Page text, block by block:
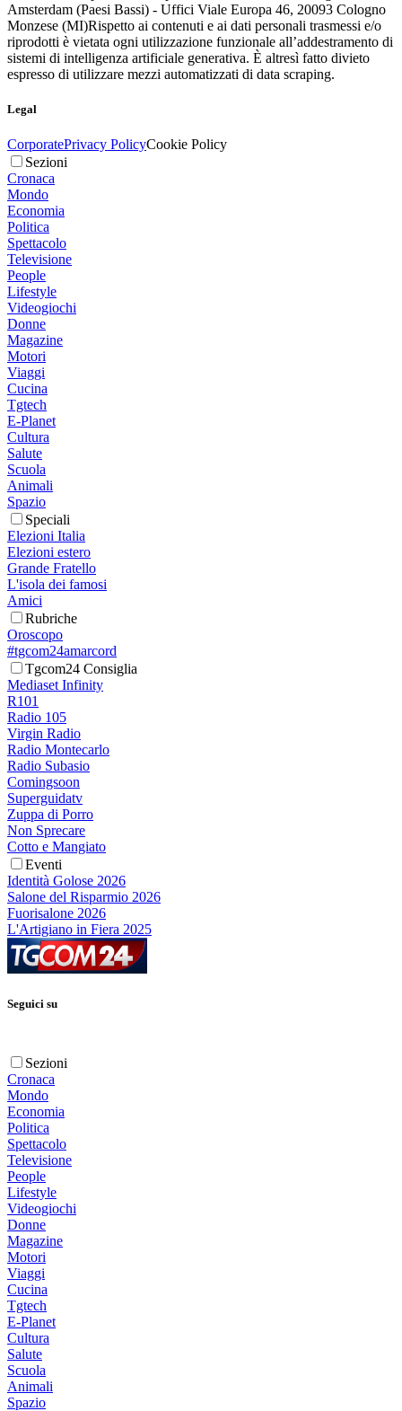
Amsterdam (Paesi Bassi) - Uffici Viale Europa 46, 20093 Cologno
Monzese (MI)Rispetto ai contenuti e ai dati personali trasmessi e/o
riprodotti è vietata ogni utilizzazione funzionale all’addestramento di
sistemi di intelligenza artificiale generativa. È altresì fatto divieto
espresso di utilizzare mezzi automatizzati di data scraping.
Legal
CorporatePrivacy PolicyCookie Policy
Sezioni
Cronaca
Mondo
Economia
Politica
Spettacolo
Televisione
People
Lifestyle
Videogiochi
Donne
Magazine
Motori
Viaggi
Cucina
Tgtech
E-Planet
Cultura
Salute
Scuola
Animali
Spazio
Speciali
Elezioni Italia
Elezioni estero
Grande Fratello
L'isola dei famosi
Amici
Rubriche
Oroscopo
#tgcom24amarcord
Tgcom24 Consiglia
Mediaset Infinity
R101
Radio 105
Virgin Radio
Radio Montecarlo
Radio Subasio
Comingsoon
Superguidatv
Zuppa di Porro
Non Sprecare
Cotto e Mangiato
Eventi
Identità Golose 2026
Salone del Risparmio 2026
Fuorisalone 2026
L'Artigiano in Fiera 2025
Seguici su
Sezioni
Cronaca
Mondo
Economia
Politica
Spettacolo
Televisione
People
Lifestyle
Videogiochi
Donne
Magazine
Motori
Viaggi
Cucina
Tgtech
E-Planet
Cultura
Salute
Scuola
Animali
Spazio